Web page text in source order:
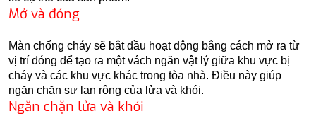
Mở và đóng
Màn chống cháy sẽ bắt đầu hoạt động bằng cách mở ra từ
vị trí đóng để tạo ra một vách ngăn vật lý giữa khu vực bị
cháy và các khu vực khác trong tòa nhà. Điều này giúp
ngăn chặn sự lan rộng của lửa và khói.
Ngăn chặn lửa và khói